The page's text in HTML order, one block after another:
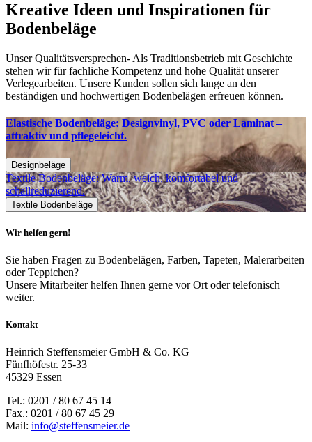
Kreative Ideen und Inspirationen für
Bodenbeläge
Unser Qualitätsversprechen- Als Traditionsbetrieb mit Geschichte
stehen wir für fachliche Kompetenz und hohe Qualität unserer
Verlegearbeiten. Unsere Kunden sollen sich lange an den
beständigen und hochwertigen Bodenbelägen erfreuen können.
Elastische Bodenbeläge: Designvinyl, PVC oder Laminat –
attraktiv und pflegeleicht.
Designbeläge
Textile Bodenbeläge: Warm, weich, komfortabel und
schallreduzierend.
Textile Bodenbeläge
Wir helfen gern!
Sie haben Fragen zu Bodenbelägen, Farben, Tapeten, Malerarbeiten
oder Teppichen?
Unsere Mitarbeiter helfen Ihnen gerne vor Ort oder telefonisch
weiter.
Kontakt
Heinrich Steffensmeier GmbH & Co. KG
Fünfhöfestr. 25-33
45329 Essen
Tel.: 0201 / 80 67 45 14
Fax.: 0201 / 80 67 45 29
Mail: info@steffensmeier.de